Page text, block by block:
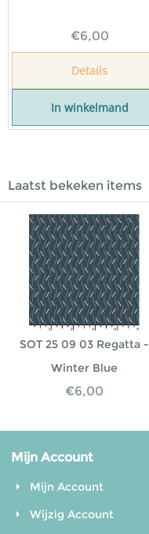
€6,00
Details
In winkelmand
Laatst bekeken items
SOT 25 09 03 Regatta -
Winter Blue
€6,00
Mijn Account
Mijn Account
Wijzig Account